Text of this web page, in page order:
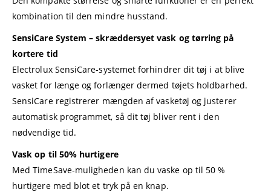
kombination til den mindre husstand.
SensiCare System – skræddersyet vask og tørring på
kortere tid
Electrolux SensiCare-systemet forhindrer dit tøj i at blive
vasket for længe og forlænger dermed tøjets holdbarhed.
SensiCare registrerer mængden af vasketøj og justerer
automatisk programmet, så dit tøj bliver rent i den
nødvendige tid.
Vask op til 50% hurtigere
Med TimeSave-muligheden kan du vaske op til 50 %
hurtigere med blot et tryk på en knap.